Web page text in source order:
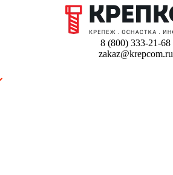
8 (800) 333-21-68
zakaz@krepcom.ru